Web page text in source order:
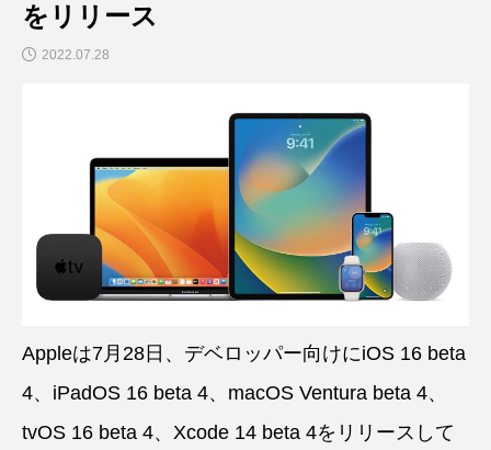
をリリース
2022.07.28
Appleは7月28日、デベロッパー向けにiOS 16 beta
4、iPadOS 16 beta 4、macOS Ventura beta 4、
tvOS 16 beta 4、Xcode 14 beta 4をリリースして